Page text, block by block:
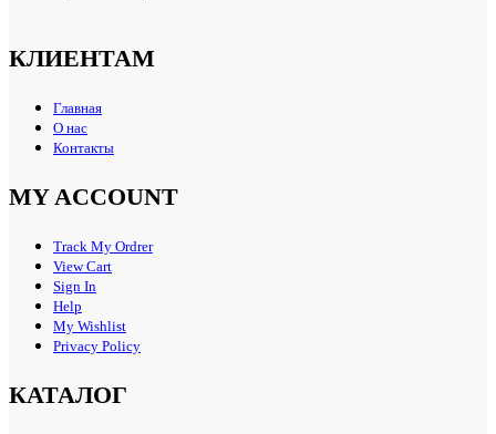
КЛИЕНТАМ
Главная
О нас
Контакты
MY ACCOUNT
Track My Ordrer
View Cart
Sign In
Help
My Wishlist
Privacy Policy
КАТАЛОГ